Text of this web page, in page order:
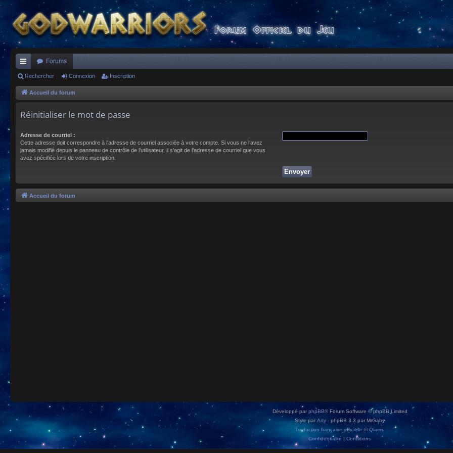
ac
co
s
Forums
Rechercher Connexion Inscription
Accueil du forum
Réinitialiser le mot de passe
Adresse de courriel :
Cette adresse doit correspondre à l’adresse de courriel associée à votre compte. Si vous ne l’avez
jamais modifié depuis le panneau de contrôle de l’utilisateur, il s’agit de l’adresse de courriel que vous
avez spécifiée lors de votre inscription.
Accueil du forum
Développé parphpBB® Forum Software © phpBB Limited
Style par Arty - phpBB 3.3 par MrGaby
Traduction française officielle ©Qiaeru
Confidentialité | Conditions